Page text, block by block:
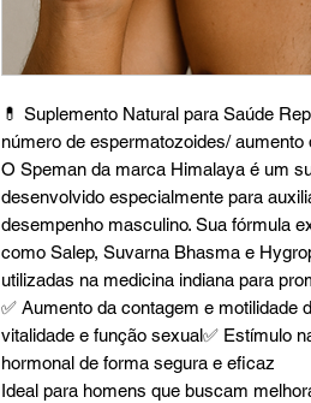
💊 Suplemento Natural para Saúde
número de espermatozoides/ aumento
O Speman da marca Himalaya é um
desenvolvido especialmente para
desempenho masculino. Sua fórmula
como Salep, Suvarna Bhasma e
utilizadas na medicina indiana para
✅ Aumento da contagem e motilidade
vitalidade e função sexual✅ Estímulo
hormonal de forma segura e eficaz
Ideal para homens que buscam